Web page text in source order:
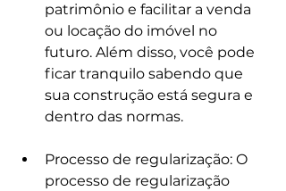
patrimônio e facilitar a venda
ou locação do imóvel no
futuro. Além disso, você pode
ficar tranquilo sabendo que
sua construção está segura e
dentro das normas.
Processo de regularização: O
processo de regularização